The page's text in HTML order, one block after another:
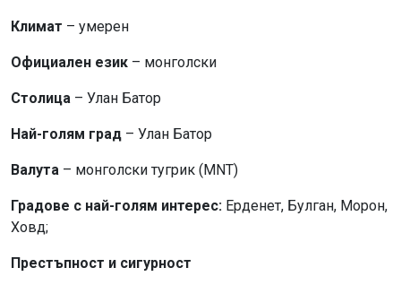
Климат – умерен
Официален език – монголски
Столица – Улан Батор
Най-голям град – Улан Батор
Валута – монголски тугрик (MNT)
Градове с най-голям интерес: Ерденет, Булган, Морон,
Ховд;
Престъпност и сигурност